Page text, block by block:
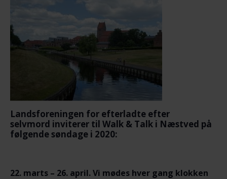
Landsforeningen for efterladte efter
selvmord inviterer til Walk & Talk i Næstved på
følgende søndage i 2020:
22. marts – 26. april.Vi mødes hver gang klokken